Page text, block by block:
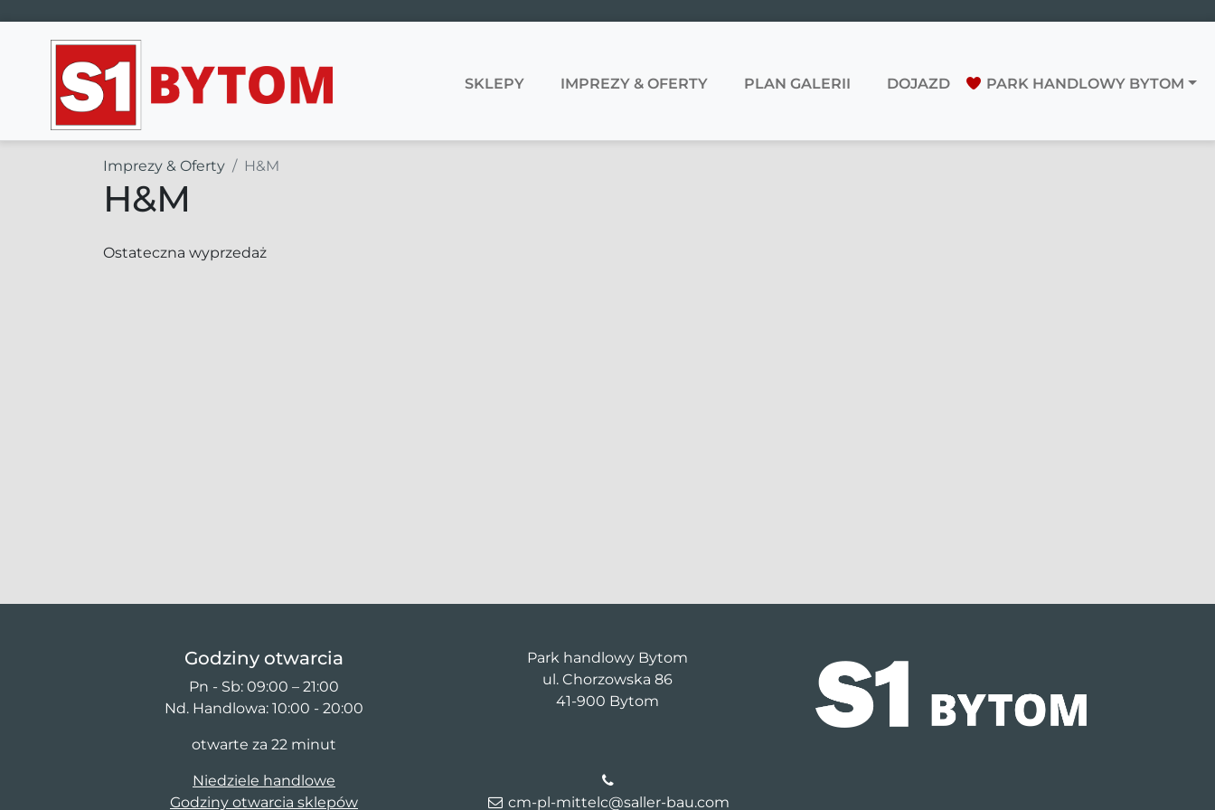
Main Navigation SKLEPY IMPREZY & OFERTY PLAN GALERII DOJAZD PARK HANDLOWY BYTOM
Imprezy & Oferty H&M
H&M
Ostateczna wyprzedaż
Godziny otwarcia
Pn - Sb: 09:00 – 21:00
Nd. Handlowa: 10:00 - 20:00
otwarte za 22 minut
Niedziele handlowe
Godziny otwarcia sklepów
Park handlowy Bytom
ul. Chorzowska 86
41-900 Bytom
cm-pl-mittelc@saller-bau.com